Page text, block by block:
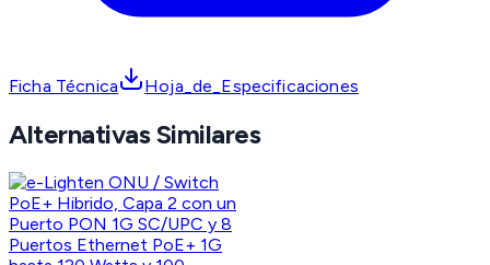
Ficha Técnica Hoja_de_Especificaciones
Alternativas Similares